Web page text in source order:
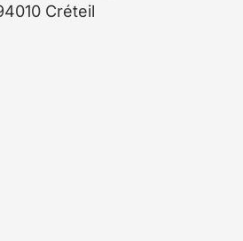
Créteil